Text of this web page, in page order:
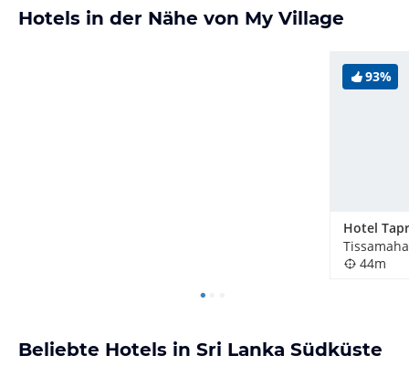
Hotels in der Nähe von My Village
93%
44m
Beliebte Hotels in Sri Lanka Südküste